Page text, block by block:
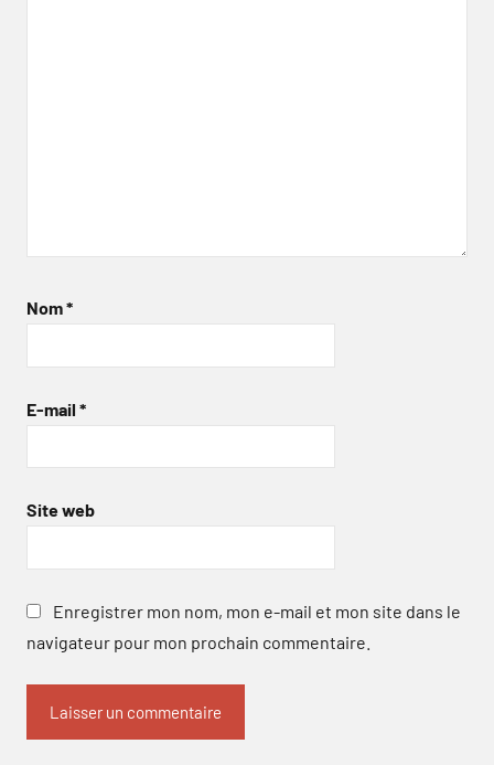
Nom*
E-mail *
Site web
Enregistrer mon nom, mon e-mail et mon site dans le
navigateur pour mon prochain commentaire.